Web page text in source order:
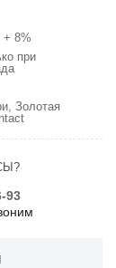
+ 8%
при
Золотая
93